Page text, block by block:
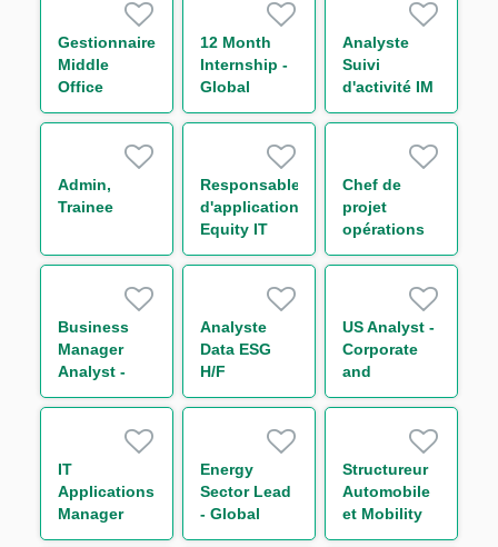
Office H/F
Gestionnaire
Middle
Office
Titrisation
12 Month
Internship -
Global
Markets
Operations -
Support to
Chief
Operating
Officer
Analyste
Suivi
d'activité IM
& Collateral
Admin,
Trainee
Responsable
d'application
Equity IT
Regulatory
Chef de
projet
opérations
de marché
Business
Manager
Analyst -
Capital
Analyste
Data ESG
H/F
US Analyst -
Corporate
and
Leveraged
IT
Applications
Manager
Energy
Sector Lead
- Global
Trade and
Structureur
Automobile
et Mobility
securitisation